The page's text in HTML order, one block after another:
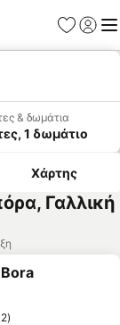
& δωμάτια
1 δωμάτιο
Χάρτης
Γαλλική
αγαπημένα